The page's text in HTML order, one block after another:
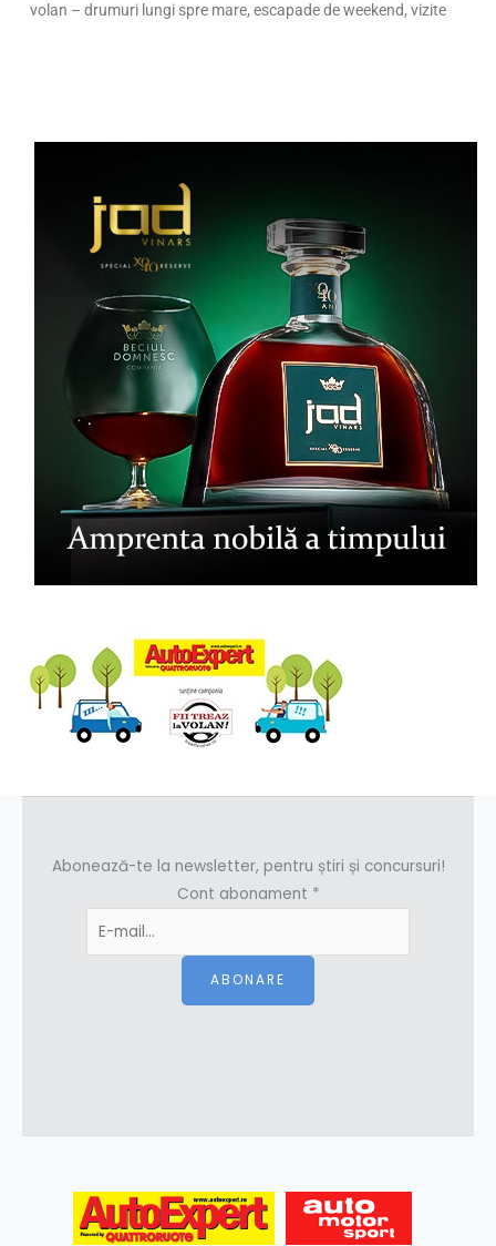
volan – drumuri lungi spre mare, escapade de weekend, vizite
Abonează-te la newsletter, pentru știri și concursuri!
Cont abonament *
ABONARE